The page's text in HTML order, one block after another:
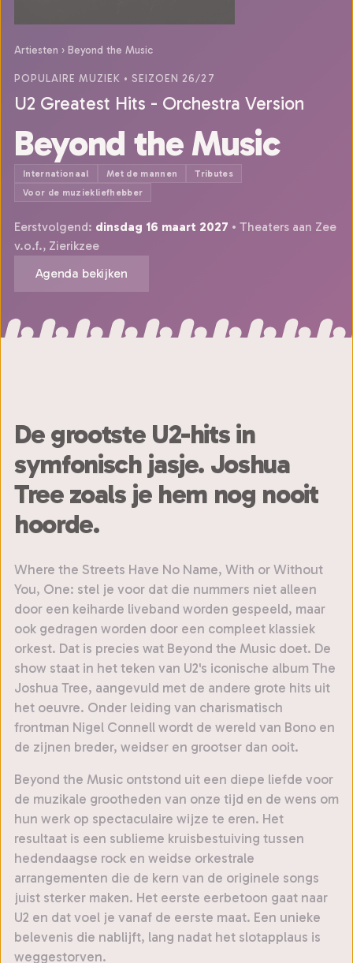
Artiesten › Beyond the Music
POPULAIRE MUZIEK • SEIZOEN 26/27
U2 Greatest Hits - Orchestra Version
Beyond the Music
Internationaal Met de mannen
Tributes
Voor de muziekliefhebber
Eerstvolgend: dinsdag 16 maart 2027 • Theaters aan Zee
v.o.f., Zierikzee
Agenda bekijken
De grootste U2-hits in
symfonisch jasje. Joshua
Tree zoals je hem nog nooit
hoorde.
Where the Streets Have No Name, With or Without
You, One: stel je voor dat die nummers niet alleen
door een keiharde liveband worden gespeeld, maar
ook gedragen worden door een compleet klassiek
orkest. Dat is precies wat Beyond the Music doet. De
show staat in het teken van U2's iconische album The
Joshua Tree, aangevuld met de andere grote hits uit
het oeuvre. Onder leiding van charismatisch
frontman Nigel Connell wordt de wereld van Bono en
de zijnen breder, weidser en grootser dan ooit.
Beyond the Music ontstond uit een diepe liefde voor
de muzikale grootheden van onze tijd en de wens om
hun werk op spectaculaire wijze te eren. Het
resultaat is een sublieme kruisbestuiving tussen
hedendaagse rock en weidse orkestrale
arrangementen die de kern van de originele songs
juist sterker maken. Het eerste eerbetoon gaat naar
U2 en dat voel je vanaf de eerste maat. Een unieke
belevenis die nablijft, lang nadat het slotapplaus is
weggestorven.